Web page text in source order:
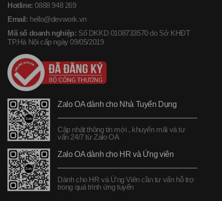
Hotline: 0888 948 269
Email: hello@devwork.vn
Mã số doanh nghiệp: Số DKKD 0108733570 do Sở KHĐT
TP.Hà Nội cấp ngày 09/05/2019
Zalo OA dành cho Nhà Tuyển Dụng
Cập nhật thông tin mới , khuyến mãi và tư
vấn 24/7 từ Zalo OA
Zalo OA dành cho HR và Ứng viên
Dành cho HR và Ứng Viên cần tư vấn hỗ trợ
trong quá trình ứng tuyển